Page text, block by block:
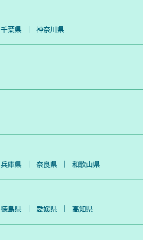
千葉県 神奈川県
兵庫県 奈良県 和歌山県
徳島県 愛媛県 高知県